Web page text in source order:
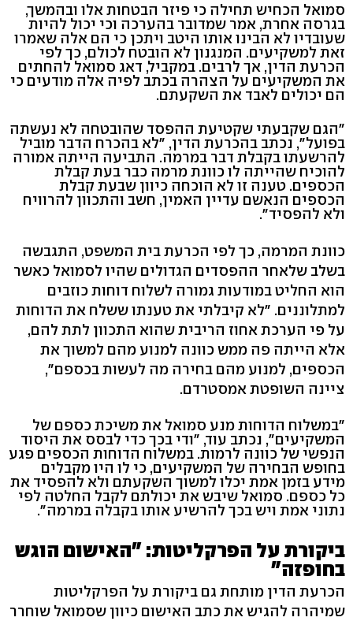
סמואל הכחיש תחילה כי פיזר הבטחות אלו ובהמשך,
בגרסה אחרת, אמר שמדובר בהערכה וכי יכול להיות
שעובדיו לא הבינו אותו היטב ויתכן כי הם אלה שאמרו
זאת למשקיעים. המנגנון לא הובטח לכולם, כך לפי
הכרעת הדין, אך לרבים. במקביל, דאג סמואל להחתים
את המשקיעים על הצהרה בכתב לפיה אלה מודעים כי
הם יכולים לאבד את השקעתם.
"הגם שקבעתי שקטיעת ההפסד שהובטחה לא נעשתה
בפועל", נכתב בהכרעת הדין, "לא בהכרח הדבר מוביל
להרשעתו בקבלת דבר במרמה. התביעה הייתה אמורה
להוכיח שהייתה לו כוונת מרמה כבר בעת קבלת
הכספים. טענה זו לא הוכחה כיוון שבעת קבלת
הכספים הנאשם עדיין האמין, חשב והתכוון להרוויח
ולא להפסיד".
כוונת המרמה, כך לפי הכרעת בית המשפט, התגבשה
בשלב שלאחר ההפסדים הגדולים שהיו לסמואל כאשר
הוא החליט במודעות גמורה לשלוח דוחות כוזבים
למתלוננים. "לא קיבלתי את טענתו ששלח את הדוחות
על פי הערכת אחוז הריבית שהוא התכוון לתת להם,
אלא הייתה פה ממש כוונה למנוע מהם למשוך את
הכספים, למנוע מהם בחירה מה לעשות בכספם",
ציינה השופטת אמסטרדם.
"במשלוח הדוחות מנע סמואל את משיכת כספם של
המשקיעים", נכתב עוד, "ודי בכך כדי לבסס את היסוד
הנפשי של כוונה לרמות. במשלוח הדוחות הכספים פגע
בחופש הבחירה של המשקיעים, כי לו היו מקבלים
מידע בזמן אמת יכלו למשוך השקעתם ולא להפסיד את
כל כספם. סמואל שיבש את יכולתם לקבל החלטה לפי
נתוני אמת ויש בכך להרשיע אותו בקבלה במרמה".
ביקורת על הפרקליטות: "האישום הוגש
בחופזה"
הכרעת הדין מותחת גם ביקורת על הפרקליטות
שמיהרה להגיש את כתב האישום כיוון שסמואל שוחרר